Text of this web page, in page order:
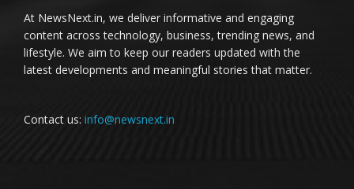
At NewsNext.in, we deliver informative and engaging
content across technology, business, trending news, and
lifestyle. We aim to keep our readers updated with the
latest developments and meaningful stories that matter.
Contact us: info@newsnext.in